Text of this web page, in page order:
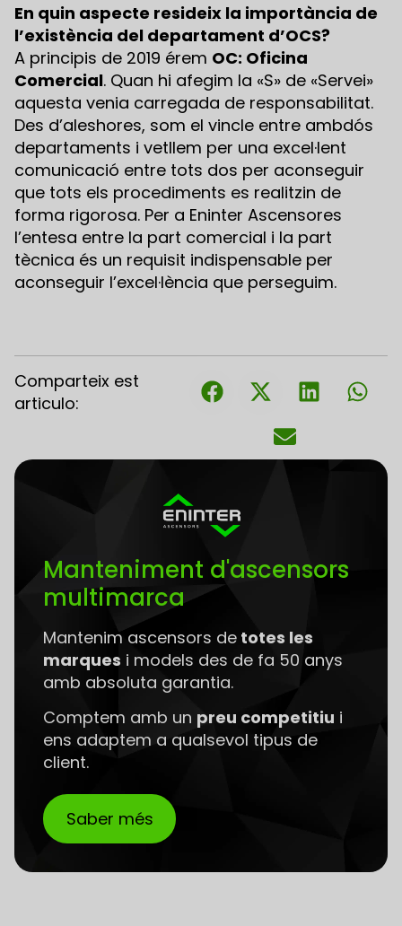
En quin aspecte resideix la importància de
l’existència del departament d’OCS?
A principis de 2019 érem OC: Oficina
Comercial. Quan hi afegim la «S» de «Servei»
aquesta venia carregada de responsabilitat.
Des d’aleshores, som el vincle entre ambdós
departaments i vetllem per una excel·lent
comunicació entre tots dos per aconseguir
que tots els procediments es realitzin de
forma rigorosa. Per a Eninter Ascensores
l’entesa entre la part comercial i la part
tècnica és un requisit indispensable per
aconseguir l’excel·lència que perseguim.
Comparteix est
articulo:
Manteniment d'ascensors
multimarca
Mantenim ascensors de totes les
marques i models des de fa 50 anys
amb absoluta garantia.
Comptem amb un preu competitiu i
ens adaptem a qualsevol tipus de
client.
Saber més